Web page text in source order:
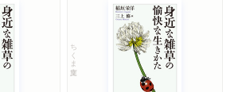
ちくま文庫